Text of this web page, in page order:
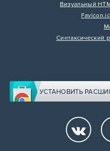
Визуальный
Синтаксический
УСТАНОВИТЬ